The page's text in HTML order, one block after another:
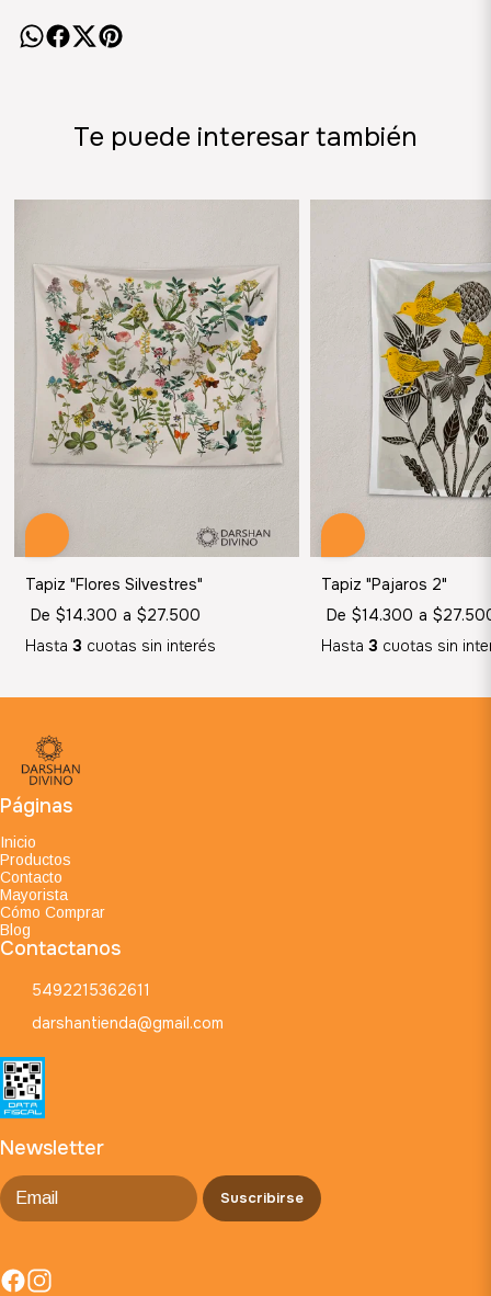
Te puede interesar también
Tapiz "Flores Silvestres"
De $14.300 a $27.500
Hasta 3 cuotas sin interés
Tapiz "Pajaros 2"
De $14.300 a
Hasta3 cuotas sin
Páginas
Inicio
Productos
Contacto
Mayorista
Cómo Comprar
Blog
Contactanos
5492215362611
darshantienda@gmail.com
Newsletter
Suscribirse